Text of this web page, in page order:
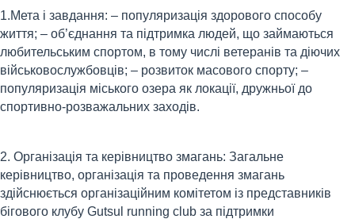
1.Мета і завдання: – популяризація здорового способу
життя; – об’єднання та підтримка людей, що займаються
любительським спортом, в тому числі ветеранів та діючих
військовослужбовців; – розвиток масового спорту; –
популяризація міського озера як локації, дружньої до
спортивно-розважальних заходів.
2. Організація та керівництво змагань: Загальне
керівництво, організація та проведення змагань
здійснюється організаційним комітетом із представників
бігового клубу Gutsul running club за підтримки